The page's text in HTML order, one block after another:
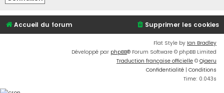
Accueil du forum Supprimer les cookies
Flat Style by Ian Bradley
Développé par phpBB® Forum Software © phpBB Limited
Traduction française officielle © Qiaeru
Confidentialité | Conditions
Time: 0.043s